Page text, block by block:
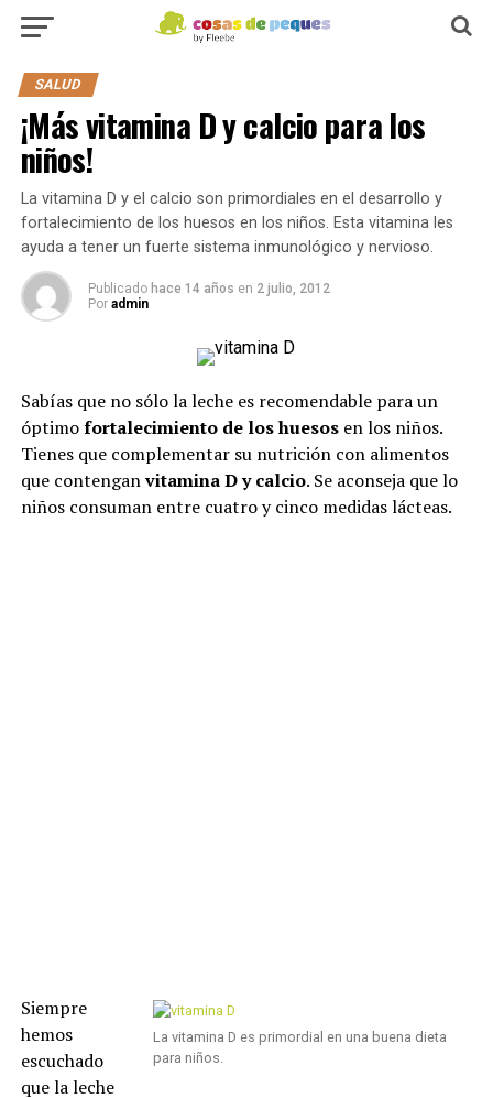
SALUD
¡Más vitamina D y calcio para los
niños!
La vitamina D y el calcio son primordiales en el desarrollo y
fortalecimiento de los huesos en los niños. Esta vitamina les
ayuda a tener un fuerte sistema inmunológico y nervioso.
Publicado hace 14 años en 2 julio, 2012
Por admin
Sabías que no sólo la leche es recomendable para un
óptimofortalecimiento de los huesosen los niños.
Tienes que complementar su nutrición con alimentos
que contenganvitamina D y calcio. Se aconseja que lo
niños consuman entre cuatro y cinco medidas lácteas.
La vitamina D es primordial en una buena dieta
para niños.
Siempre
hemos
escuchado
que la leche